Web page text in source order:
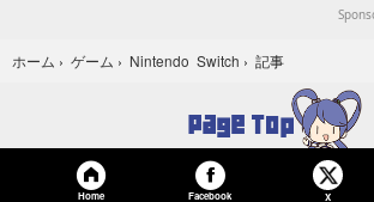
ホーム › ゲーム › Nintendo Switch › 記事
Home Facebook X